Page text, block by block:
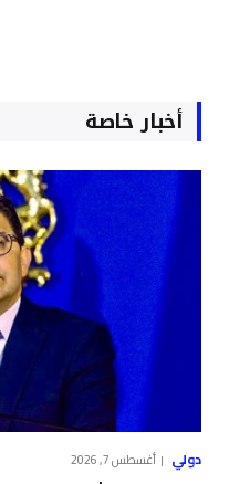
أخبار خاصة
دولي أغسطس 7, 2026